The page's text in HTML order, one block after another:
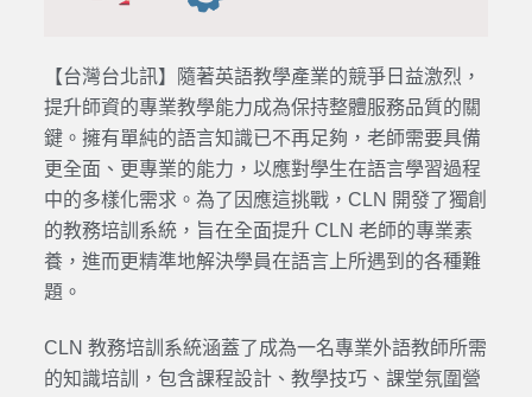
【台灣台北訊】隨著英語教學產業的競爭日益激烈，
提升師資的專業教學能力成為保持整體服務品質的關
鍵。擁有單純的語言知識已不再足夠，老師需要具備
更全面、更專業的能力，以應對學生在語言學習過程
中的多樣化需求。為了因應這挑戰，CLN 開發了獨創
的教務培訓系統，旨在全面提升 CLN 老師的專業素
養，進而更精準地解決學員在語言上所遇到的各種難
題。
CLN 教務培訓系統涵蓋了成為一名專業外語教師所需
的知識培訓，包含課程設計、教學技巧、課堂氛圍營